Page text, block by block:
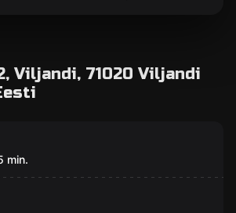
Viljandi, 71020 Viljandi
min.